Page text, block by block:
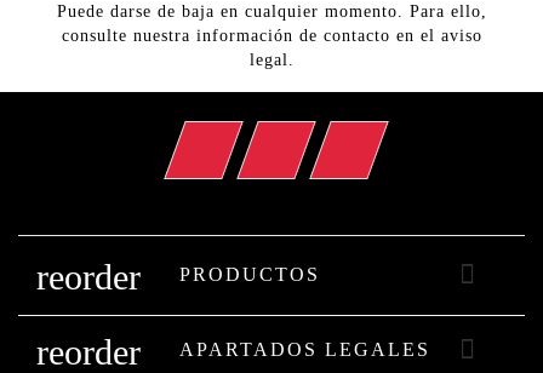
Puede darse de baja en cualquier momento. Para ello,
consulte nuestra información de contacto en el aviso
legal.
FacebookYouTubeInstagram
reorder PRODUCTOS 
reorder APARTADOS LEGALES 